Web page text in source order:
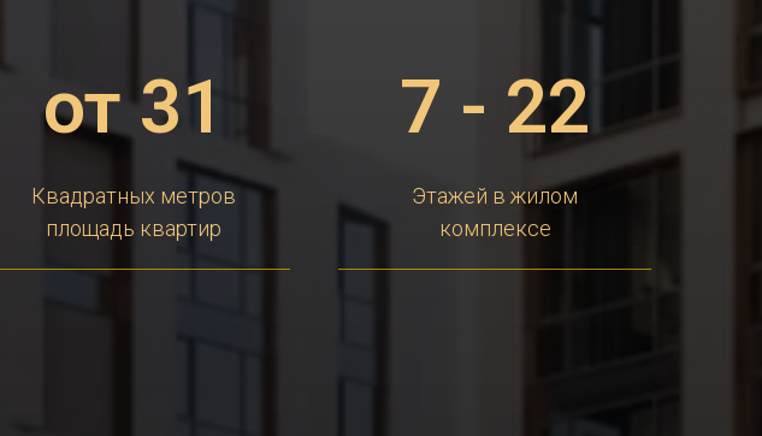
от 31
Квадратных метров
площадь квартир
7 - 22
Этажей в жилом
комплексе